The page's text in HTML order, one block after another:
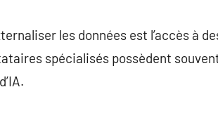
les données est l’accès à
spécialisés possèdent